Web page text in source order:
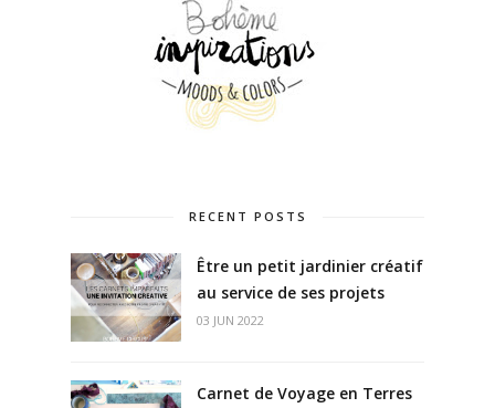
RECENT POSTS
Être un petit jardinier créatif
au service de ses projets
03 JUN 2022
Carnet de Voyage en Terres